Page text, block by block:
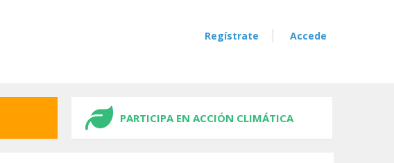
Regístrate Accede
PARTICIPA EN ACCIÓN CLIMÁTICA